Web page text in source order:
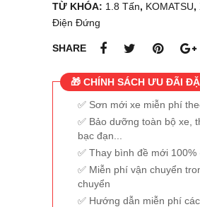
TỪ KHÓA: 1.8 Tấn, KOMATSU,
Điện Đứng
SHARE
🎁 CHÍNH SÁCH ƯU ĐÃI
Sơn mới xe miễn phí
Bảo dưỡng toàn bộ xe,
bạc đạn...
Thay bình đề mới
Miễn phí vận chuyển
chuyển
Hướng dẫn miễn phí